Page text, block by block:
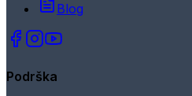
Blog
Podrška